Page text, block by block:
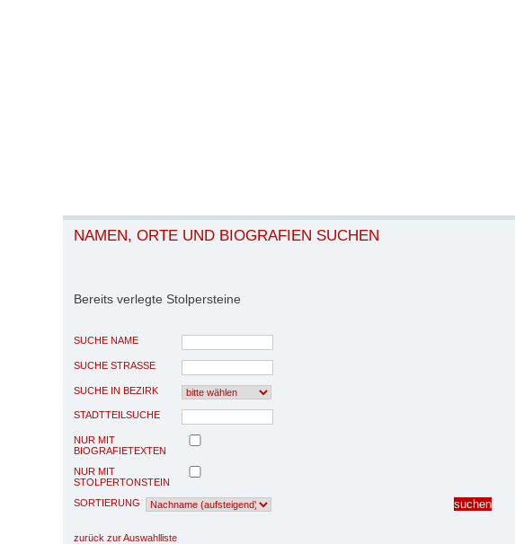
NAMEN, ORTE UND BIOGRAFIEN SUCHEN
Bereits verlegte Stolpersteine
SUCHE NAME
SUCHE STRASSE
SUCHE IN BEZIRK
STADTTEILSUCHE
NUR MIT
BIOGRAFIETEXTEN
NUR MIT
STOLPERTONSTEIN
SORTIERUNG
zurück zur Auswahlliste